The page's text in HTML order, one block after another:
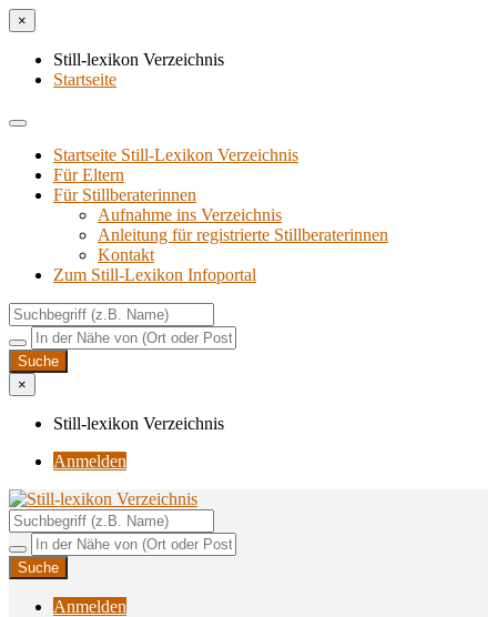
×
Still-lexikon Verzeichnis
Startseite
Startseite Still-Lexikon Verzeichnis
Für Eltern
Für Stillberaterinnen
Aufnahme ins Verzeichnis
Anlei­tung für regis­trier­te Stillberaterinnen
Kon­takt
Zum Still-Lexikon Infoportal
×
Still-lexikon Verzeichnis
Anmelden
Still-lexikon Verzeichnis
Unterstützungsangebote rund ums Stillen
Anmelden